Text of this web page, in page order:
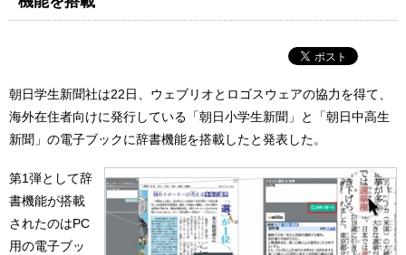
朝日学生新聞社は22日、ウェブリオとロゴスウェアの協力を得て、
海外在住者向けに発行している「朝日小学生新聞」と「朝日中高生
新聞」の電子ブックに辞書機能を搭載したと発表した。
第1弾として辞
書機能が搭載
されたのはPC
用の電子ブッ